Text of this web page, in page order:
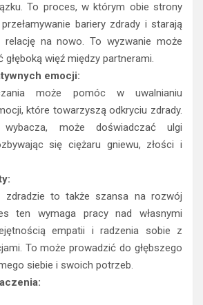
To proces, w którym obie strony
bariery zdrady i starają
relację na nowo. To wyzwanie może
głęboką więź między partnerami.
emocji:
może pomóc w uwalnianiu
które towarzyszą odkryciu zdrady.
może doświadczać ulgi
się ciężaru gniewu, złości i
zdradzie to także szansa na rozwój
ten wymaga pracy nad własnymi
empatii i radzenia sobie z
To może prowadzić do głębszego
siebie i swoich potrzeb.